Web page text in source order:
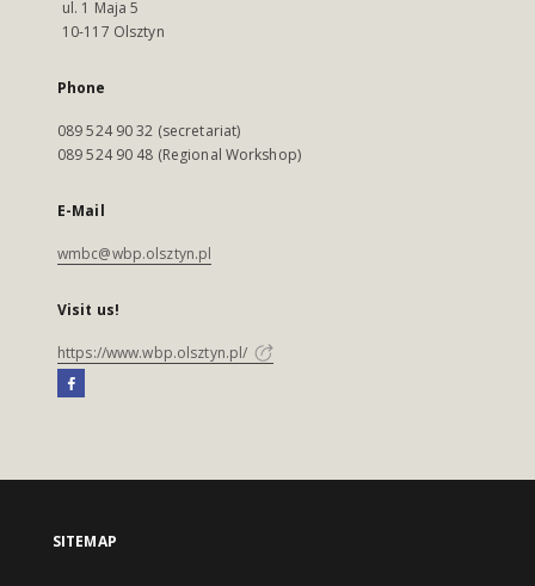
ul. 1 Maja 5
10-117 Olsztyn
Phone
089 524 90 32 (secretariat)
089 524 90 48 (Regional Workshop)
E-Mail
wmbc@wbp.olsztyn.pl
Visit us!
https://www.wbp.olsztyn.pl/
SITEMAP